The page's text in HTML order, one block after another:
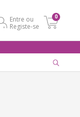
Entre ou
Registe-se
0